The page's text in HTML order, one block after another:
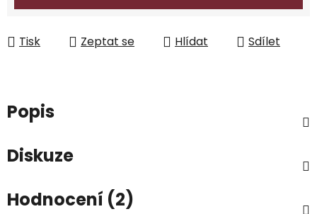
Tisk Zeptat se Hlídat Sdílet
Popis
Diskuze
Hodnocení (2)